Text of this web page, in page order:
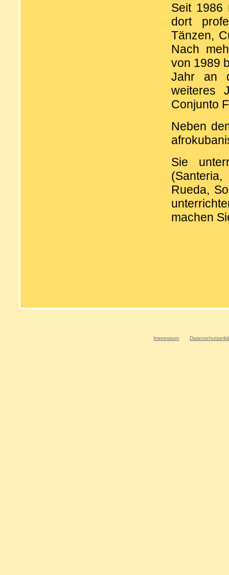
Seit 1986
dort
Tänzen,
Nach
von 1989
Jahr an
weiteres
Conjunto
Neben
Sie
Rueda,
machen
Impressum